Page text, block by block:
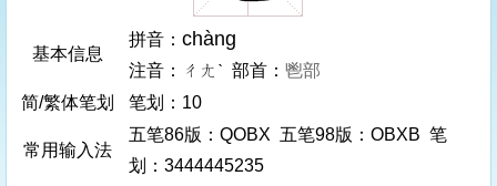
基本信息
拼音： chàng
注音：ㄔㄤˋ 部首： 鬯部
简/繁体笔划
笔划：10
常用输入法
五笔86版：QOBX 五笔98版：OBXB 笔
划：3444445235